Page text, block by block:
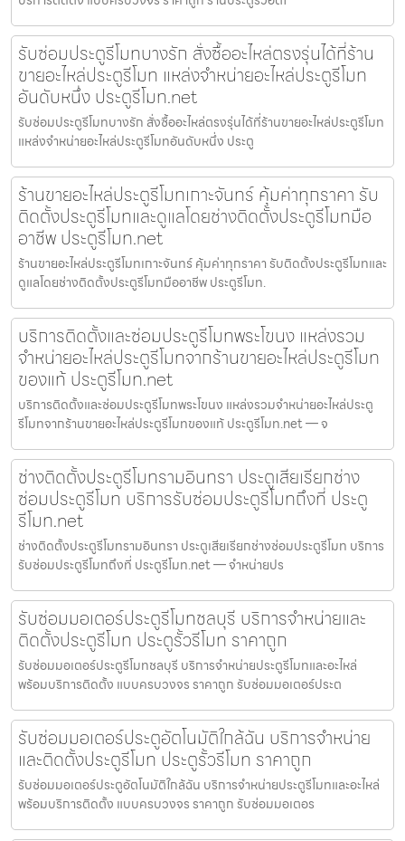
รับซ่อมประตูรีโมทบางรัก สั่งซื้ออะไหล่ตรงรุ่นได้ที่ร้าน
ขายอะไหล่ประตูรีโมท แหล่งจำหน่ายอะไหล่ประตูรีโมท
อันดับหนึ่ง ประตูรีโมท.net
รับซ่อมประตูรีโมทบางรัก สั่งซื้ออะไหล่ตรงรุ่นได้ที่ร้านขายอะไหล่ประตูรีโมท
แหล่งจำหน่ายอะไหล่ประตูรีโมทอันดับหนึ่ง ประตู
ร้านขายอะไหล่ประตูรีโมทเกาะจันทร์ คุ้มค่าทุกราคา รับ
ติดตั้งประตูรีโมทและดูแลโดยช่างติดตั้งประตูรีโมทมือ
อาชีพ ประตูรีโมท.net
ร้านขายอะไหล่ประตูรีโมทเกาะจันทร์ คุ้มค่าทุกราคา รับติดตั้งประตูรีโมทและ
ดูแลโดยช่างติดตั้งประตูรีโมทมืออาชีพ ประตูรีโมท.
บริการติดตั้งและซ่อมประตูรีโมทพระโขนง แหล่งรวม
จำหน่ายอะไหล่ประตูรีโมทจากร้านขายอะไหล่ประตูรีโมท
ของแท้ ประตูรีโมท.net
บริการติดตั้งและซ่อมประตูรีโมทพระโขนง แหล่งรวมจำหน่ายอะไหล่ประตู
รีโมทจากร้านขายอะไหล่ประตูรีโมทของแท้ ประตูรีโมท.net — จ
ช่างติดตั้งประตูรีโมทรามอินทรา ประตูเสียเรียกช่าง
ซ่อมประตูรีโมท บริการรับซ่อมประตูรีโมทถึงที่ ประตู
รีโมท.net
ช่างติดตั้งประตูรีโมทรามอินทรา ประตูเสียเรียกช่างซ่อมประตูรีโมท บริการ
รับซ่อมประตูรีโมทถึงที่ ประตูรีโมท.net — จำหน่ายปร
รับซ่อมมอเตอร์ประตูรีโมทชลบุรี บริการจำหน่ายและ
ติดตั้งประตูรีโมท ประตูรั้วรีโมท ราคาถูก
รับซ่อมมอเตอร์ประตูรีโมทชลบุรี บริการจำหน่ายประตูรีโมทและอะไหล่
พร้อมบริการติดตั้ง แบบครบวงจร ราคาถูก รับซ่อมมอเตอร์ประต
รับซ่อมมอเตอร์ประตูอัตโนมัติใกล้ฉัน บริการจำหน่าย
และติดตั้งประตูรีโมท ประตูรั้วรีโมท ราคาถูก
รับซ่อมมอเตอร์ประตูอัตโนมัติใกล้ฉัน บริการจำหน่ายประตูรีโมทและอะไหล่
พร้อมบริการติดตั้ง แบบครบวงจร ราคาถูก รับซ่อมมอเตอร